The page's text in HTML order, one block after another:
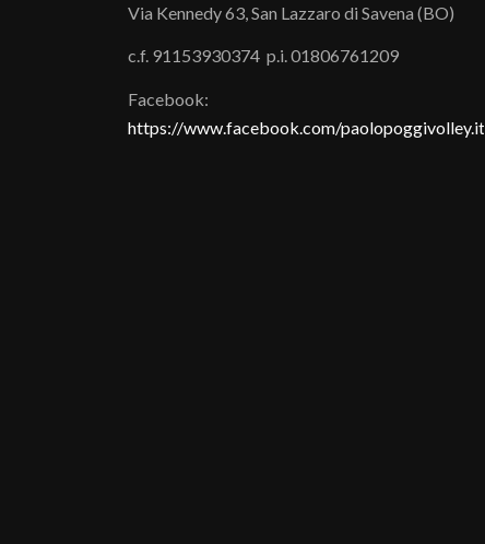
Via Kennedy 63, San Lazzaro di Savena (BO)
c.f. 91153930374 p.i. 01806761209
Facebook:
https://www.facebook.com/paolopoggivolley.it/